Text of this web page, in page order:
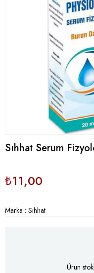
Sıhhat Serum
₺11,00
Marka : Sıhhat
Ürün